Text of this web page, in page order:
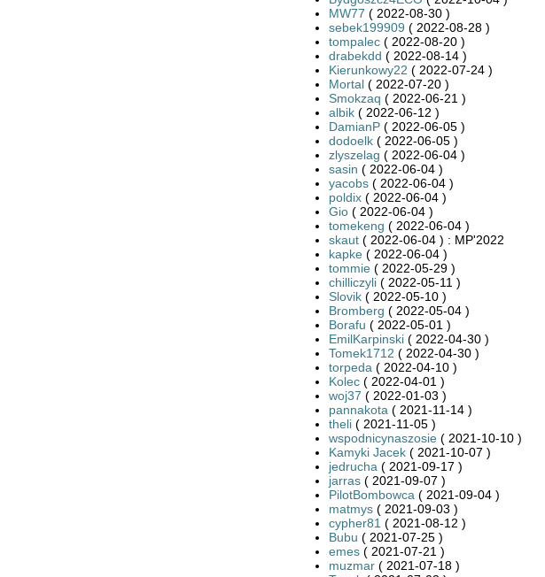
MW77 ( 2022-08-30 )
sebek199909 ( 2022-08-28 )
tompalec( 2022-08-20 )
drabekdd ( 2022-08-14 )
Kierunkowy22 ( 2022-07-24 )
Mortal( 2022-07-20 )
Smokzaq ( 2022-06-21 )
albik( 2022-06-12 )
DamianP( 2022-06-05 )
dodoelk( 2022-06-05 )
zlyszelag ( 2022-06-04 )
sasin ( 2022-06-04 )
yacobs( 2022-06-04 )
poldix( 2022-06-04 )
Gio( 2022-06-04 )
tomekeng ( 2022-06-04 )
skaut( 2022-06-04 ) : MP'2022
kapke( 2022-06-04 )
tommie( 2022-05-29 )
chilliczyli( 2022-05-11 )
Slovik( 2022-05-10 )
Bromberg ( 2022-05-04 )
Borafu ( 2022-05-01 )
EmilKarpinski( 2022-04-30 )
Tomek1712 ( 2022-04-30 )
torpeda ( 2022-04-10 )
Kolec( 2022-04-01 )
woj37 ( 2022-01-03 )
pannakota ( 2021-11-14 )
theli( 2021-11-05 )
wspodnicynaszosie( 2021-10-10 )
Kamyki Jacek( 2021-10-07 )
jedrucha ( 2021-09-17 )
jarras( 2021-09-07 )
PilotBombowca ( 2021-09-04 )
matmys( 2021-09-03 )
cypher81 ( 2021-08-12 )
Bubu ( 2021-07-25 )
emes( 2021-07-21 )
muzmar( 2021-07-18 )